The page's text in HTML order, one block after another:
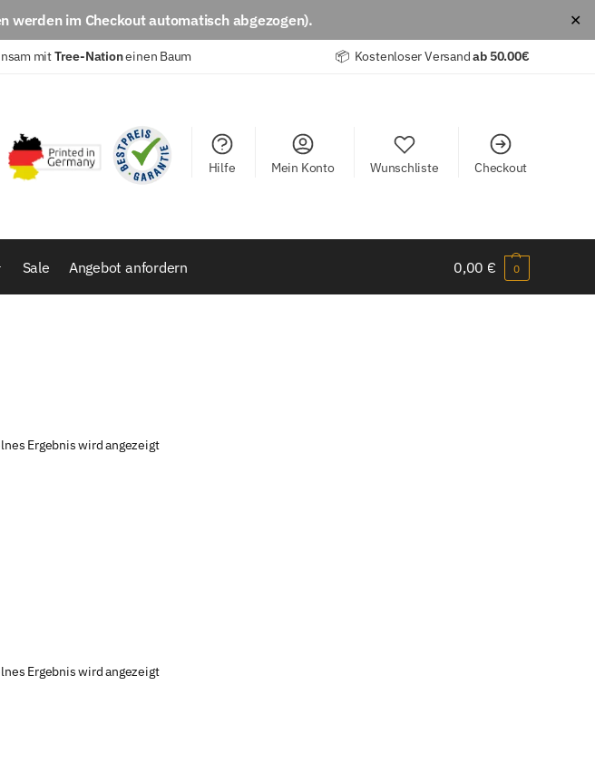
werden im Checkout automatisch abgezogen). ✕
mitTree-Nationeinen Baum 📦 Kostenloser Versandab 50.00€
Hilfe Mein Konto Wunschliste Checkout
Sale Angebot anfordern 0,00 € 0
Ergebnis wird angezeigt
Ergebnis wird angezeigt